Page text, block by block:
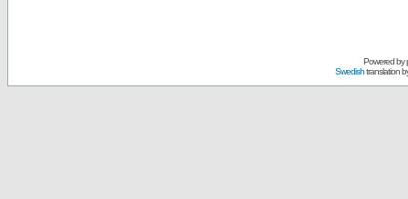
Powered by
Swedishtranslation